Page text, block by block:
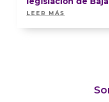
LEER MÁS